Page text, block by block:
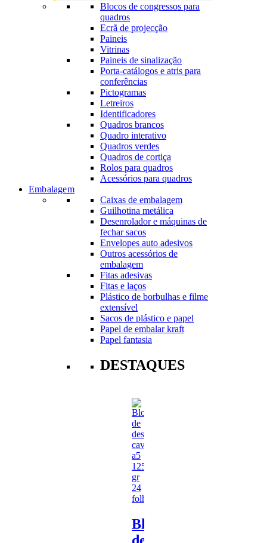
Blocos de congressos para
quadros
Ecrã de projecção
Paineis
Vitrinas
Paineis de sinalização
Porta-catálogos e atris para
conferências
Pictogramas
Letreiros
Identificadores
Quadros brancos
Quadro interativo
Quadros verdes
Quadros de cortiça
Rolos para quadros
Acessórios para quadros
Embalagem
Caixas de embalagem
Guilhotina metálica
Desenrolador e máquinas de
fechar sacos
Envelopes auto adesivos
Outros acessórios de
embalagem
Fitas adesivas
Fitas e laços
Plástico de borbulhas e filme
extensível
Sacos de plástico e papel
Papel de embalar kraft
Papel fantasia
DESTAQUES
Bloco
de